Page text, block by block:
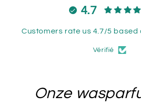
4.7
Customers rate us 4.7/5 based
Vérifié
Onze